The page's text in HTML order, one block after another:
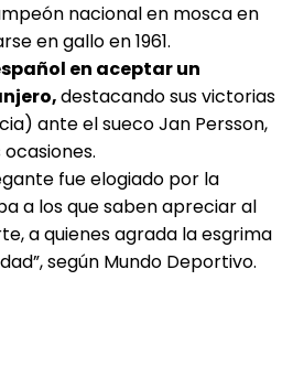
nacional en mosca en
en gallo en 1961.
en aceptar un
destacando sus victorias
ante el sueco Jan Persson,
fue elogiado por la
a los que saben apreciar al
a quienes agrada la esgrima
según Mundo Deportivo.